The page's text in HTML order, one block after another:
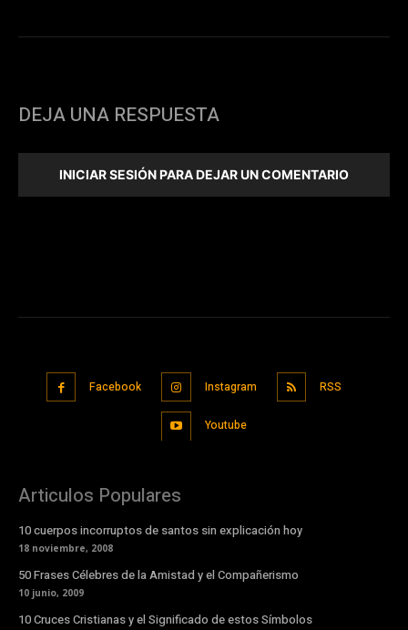
DEJA UNA RESPUESTA
INICIAR SESIÓN PARA DEJAR UN COMENTARIO
Facebook Instagram RSS
Youtube
Articulos Populares
10 cuerpos incorruptos de santos sin explicación hoy
18 noviembre, 2008
50 Frases Célebres de la Amistad y el Compañerismo
10 junio, 2009
10 Cruces Cristianas y el Significado de estos Símbolos